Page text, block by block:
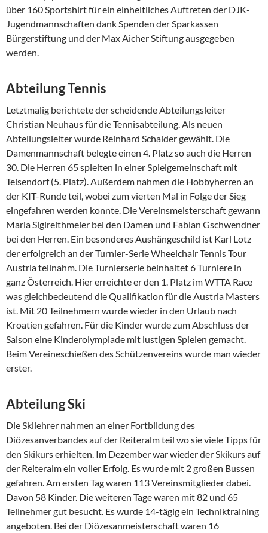
über 160 Sportshirt für ein einheitliches Auftreten der DJK-
Jugendmannschaften dank Spenden der Sparkassen
Bürgerstiftung und der Max Aicher Stiftung ausgegeben
werden.
Abteilung Tennis
Letztmalig berichtete der scheidende Abteilungsleiter
Christian Neuhaus für die Tennisabteilung. Als neuen
Abteilungsleiter wurde Reinhard Schaider gewählt. Die
Damenmannschaft belegte einen 4. Platz so auch die Herren
30. Die Herren 65 spielten in einer Spielgemeinschaft mit
Teisendorf (5. Platz). Außerdem nahmen die Hobbyherren an
der KIT-Runde teil, wobei zum vierten Mal in Folge der Sieg
eingefahren werden konnte. Die Vereinsmeisterschaft gewann
Maria Siglreithmeier bei den Damen und Fabian Gschwendner
bei den Herren. Ein besonderes Aushängeschild ist Karl Lotz
der erfolgreich an der Turnier-Serie Wheelchair Tennis Tour
Austria teilnahm. Die Turnierserie beinhaltet 6 Turniere in
ganz Österreich. Hier erreichte er den 1. Platz im WTTA Race
was gleichbedeutend die Qualifikation für die Austria Masters
ist. Mit 20 Teilnehmern wurde wieder in den Urlaub nach
Kroatien gefahren. Für die Kinder wurde zum Abschluss der
Saison eine Kinderolympiade mit lustigen Spielen gemacht.
Beim Vereineschießen des Schützenvereins wurde man wieder
erster.
Abteilung Ski
Die Skilehrer nahmen an einer Fortbildung des
Diözesanverbandes auf der Reiteralm teil wo sie viele Tipps für
den Skikurs erhielten. Im Dezember war wieder der Skikurs auf
der Reiteralm ein voller Erfolg. Es wurde mit 2 großen Bussen
gefahren. Am ersten Tag waren 113 Vereinsmitglieder dabei.
Davon 58 Kinder. Die weiteren Tage waren mit 82 und 65
Teilnehmer gut besucht. Es wurde 14-tägig ein Techniktraining
angeboten. Bei der Diözesanmeisterschaft waren 16